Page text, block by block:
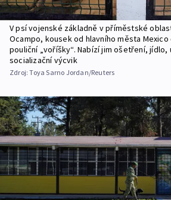
V psí vojenské základně v příměstské
Ocampo, kousek od hlavního města
pouliční „voříšky“. Nabízí jim ošetření, jídlo,
socializační výcvik
Zdroj:Toya Sarno Jordan/Reuters